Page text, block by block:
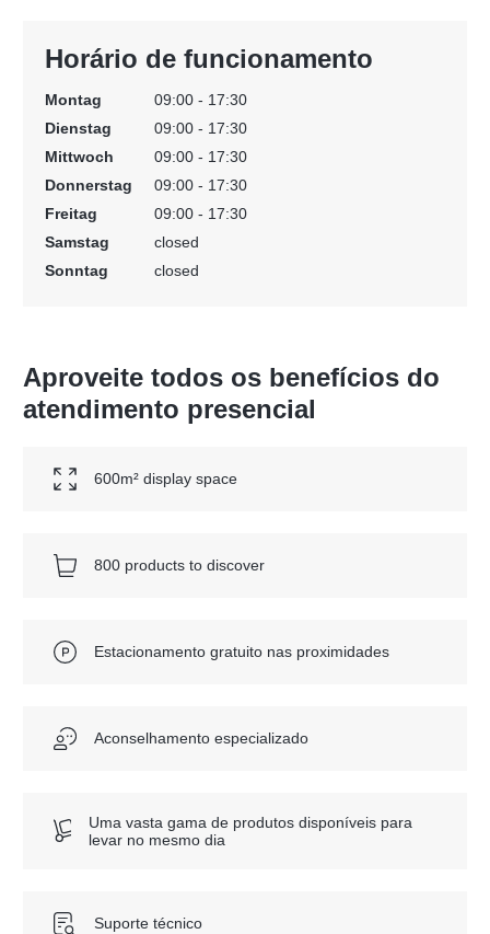
Horário de funcionamento
Montag
09:00 - 17:30
Dienstag
09:00 - 17:30
Mittwoch
09:00 - 17:30
Donnerstag
09:00 - 17:30
Freitag
09:00 - 17:30
Samstag
closed
Sonntag
closed
Aproveite todos os benefícios do
atendimento presencial
600m² display space
800 products to discover
Estacionamento gratuito nas proximidades
Aconselhamento especializado
Uma vasta gama de produtos disponíveis para
levar no mesmo dia
Suporte técnico